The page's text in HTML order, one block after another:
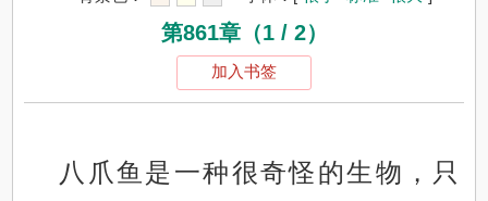
第861章（1 / 2）
加入书签
八爪鱼是一种很奇怪的生物，只